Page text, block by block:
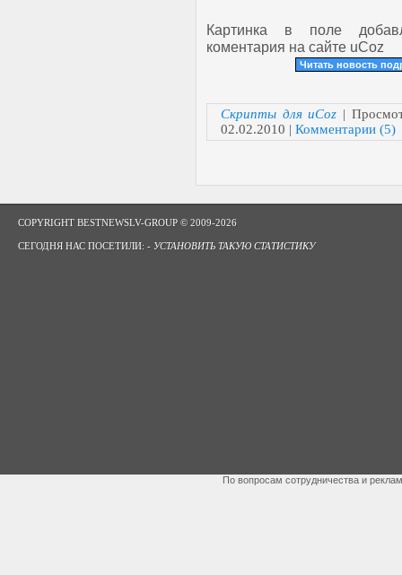
Картинка в поле
коментария на сайте uCoz
Читать новость
Скрипты для uCoz |
02.02.2010 | Комментарии (5)
COPYRIGHT BESTNEWSLV-GROUP © 2009-2026
СЕГОДНЯ НАС ПОСЕТИЛИ: - УСТАНОВИТЬ ТАКУЮ СТАТИСТИКУ
По вопросам сотрудничества и